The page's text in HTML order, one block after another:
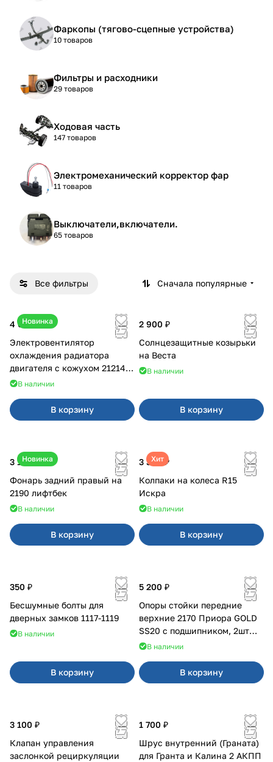
Фаркопы (тягово-сцепные устройства)
10 товаров
Фильтры и расходники
29 товаров
Ходовая часть
147 товаров
Электромеханический корректор фар
11 товаров
Выключатели,включатели.
65 товаров
Все фильтры Сначала популярные
Новинка
4 600 ₽
Электровентилятор
охлаждения радиатора
двигателя с кожухом 21214
2121-21213 ВАЛЕЕ 95
В наличии
В корзину
2 900 ₽
Солнцезащитные козырьки
на Веста
В наличии
В корзину
Новинка
3 100 ₽
Фонарь задний правый на
2190 лифтбек
В наличии
В корзину
Хит
3 380 ₽
Колпаки на колеса R15
Искра
В наличии
В корзину
350 ₽
Бесшумные болты для
дверных замков 1117-1119
В наличии
В корзину
5 200 ₽
Опоры стойки передние
верхние 2170 Приора GOLD
SS20 с подшипником, 2шт
10116
В наличии
В корзину
3 100 ₽
Клапан управления
заслонкой рециркуляции
1 700 ₽
Шрус внутренний (Граната)
для Гранта и Калина 2 АКПП